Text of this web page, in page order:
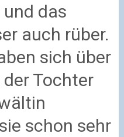
das
auch rüber.
sich über
Tochter
schon sehr